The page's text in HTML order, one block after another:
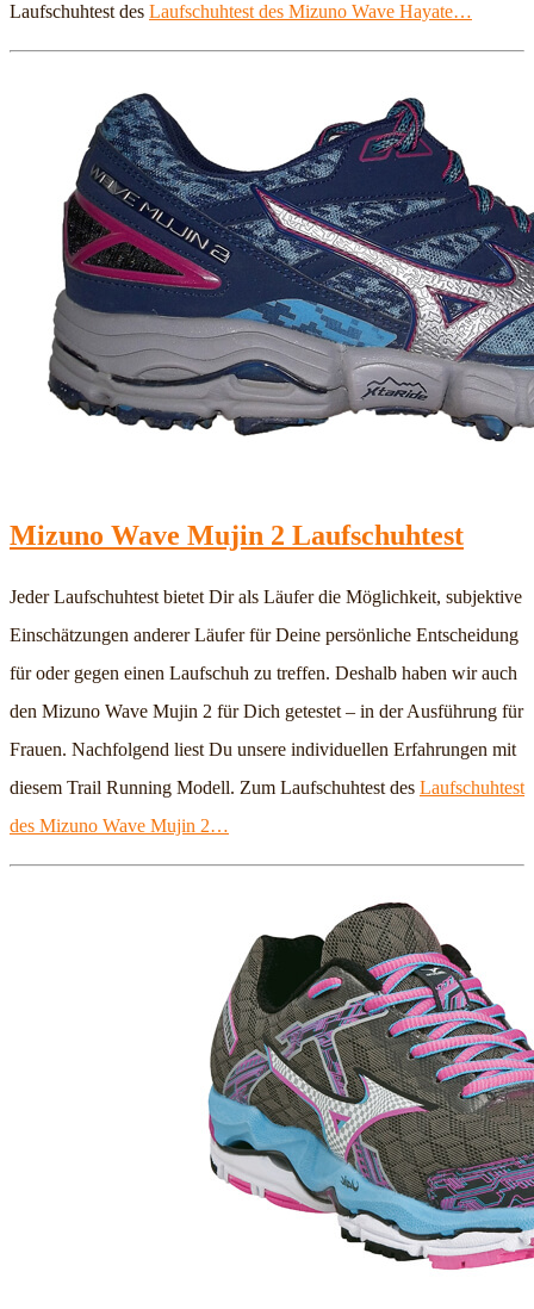
Laufschuhtest des Laufschuhtest des Mizuno Wave Hayate…
Mizuno Wave Mujin 2 Laufschuhtest
Jeder Laufschuhtest bietet Dir als Läufer die Möglichkeit, subjektive
Einschätzungen anderer Läufer für Deine persönliche Entscheidung
für oder gegen einen Laufschuh zu treffen. Deshalb haben wir auch
den Mizuno Wave Mujin 2 für Dich getestet – in der Ausführung für
Frauen. Nachfolgend liest Du unsere individuellen Erfahrungen mit
diesem Trail Running Modell. Zum Laufschuhtest des Laufschuhtest
des Mizuno Wave Mujin 2…